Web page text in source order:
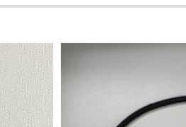
お知らせ・ブロ